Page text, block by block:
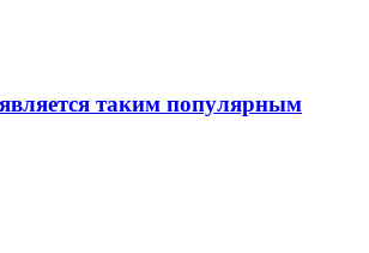
таким популярным